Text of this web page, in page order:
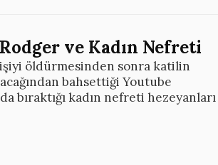
ve Kadın Nefreti
öldürmesinden sonra katilin
bahsettiği Youtube
bıraktığı kadın nefreti hezeyanları